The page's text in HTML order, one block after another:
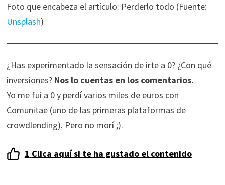
Foto que encabeza el artículo: Perderlo todo (Fuente:
Unsplash)
¿Has experimentado la sensación de irte a 0? ¿Con qué
inversiones? Nos lo cuentas en los comentarios.
Yo me fui a 0 y perdí varios miles de euros con
Comunitae (uno de las primeras plataformas de
crowdlending). Pero no morí ;).
1 Clica aquí si te ha gustado el contenido